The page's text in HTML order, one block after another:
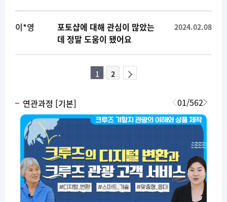
이*영
포토샵에 대해 관심이 많았는
데 정말 도움이 됐어요
2024.02.08
1
2
이전
연관과정 [기본] 01/562